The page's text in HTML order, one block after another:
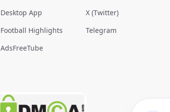
Desktop App
Football Highlights
AdsFreeTube
X (Twitter)
Telegram